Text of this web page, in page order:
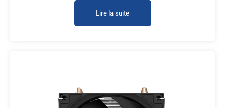
Lire la suite